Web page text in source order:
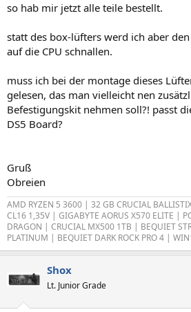
so hab mir jetzt alle teile bestellt.
statt des box-lüfters werd ich aber
auf die CPU schnallen.
muss ich bei der montage dieses
gelesen, das man vielleicht nen
Befestigungskit nehmen soll?! passt
DS5 Board?
Gruß
Obreien
AMD RYZEN 5 3600 | 32 GB CRUCIAL
CL16 1,35V | GIGABYTE AORUS X570 ELITE |
DRAGON | CRUCIAL MX500 1TB | BEQUIET
PLATINUM | BEQUIET DARK ROCK PRO 4 |
Shox
Lt. Junior Grade